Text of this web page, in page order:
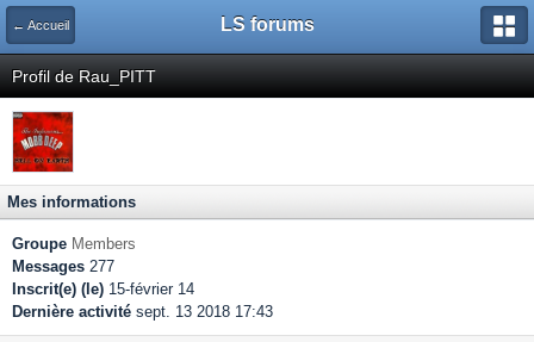
← Accueil LS forums
Profil de Rau_PITT
Mes informations
Groupe Members
Messages 277
Inscrit(e) (le) 15-février 14
Dernière activité sept. 13 2018 17:43